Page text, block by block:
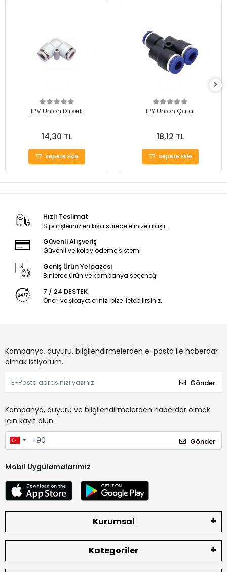
IPV Union Dirsek
14,30 TL
Sepete Ekle
IPY Union Çatal
18,12 TL
Sepete Ekle
Hızlı Teslimat
Siparişleriniz en kısa sürede elinize ulaşır.
Güvenli Alışveriş
Güvenli ve kolay ödeme sistemi
Geniş Ürün Yelpazesi
Binlerce ürün ve kampanya seçeneği
7 / 24 DESTEK
Öneri ve şikayetlerinizi bize iletebilirsiniz.
Kampanya, duyuru, bilgilendirmelerden e-posta ile haberdar
olmak istiyorum.
Gönder
Kampanya, duyuru ve bilgilendirmelerden haberdar olmak
için kayıt olun.
Gönder
Mobil Uygulamalarımız
Kurumsal
Kategoriler